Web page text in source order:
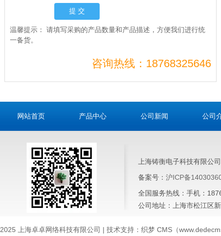
温馨提示： 请填写采购的产品数量和产品描述，方便我们进行统
一备货。
咨询热线：18768325646
网站首页 产品中心 公司新闻 公司
上海铸衡电子科技有限公
备案号： 沪ICP备
全国服务热线：手机：
公司地址：上海市松江区
2025 上海卓卓网络科技有限公司 | 技术支持：织梦 CMS（